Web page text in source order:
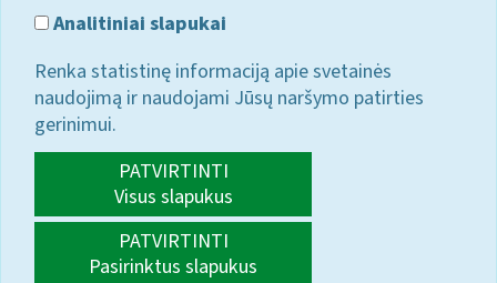
Analitiniai slapukai
Renka statistinę informaciją apie svetainės
naudojimą ir naudojami Jūsų naršymo patirties
gerinimui.
PATVIRTINTI
Visus slapukus
PATVIRTINTI
Pasirinktus slapukus